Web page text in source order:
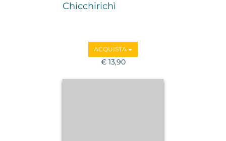
Chicchirichì
ACQUISTA
€ 13,90